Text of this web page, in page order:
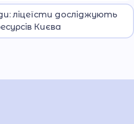
ліцею імені Ярослава
захопливу освітню
центру,
ліцеїсти досліджують
Києва